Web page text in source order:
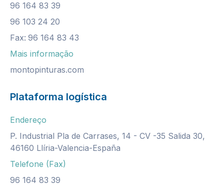
96 164 83 39
96 103 24 20
Fax: 96 164 83 43
Mais informação
montopinturas.com
Plataforma logística
Endereço
P. Industrial Pla de Carrases, 14 - CV -35 Salida 30,
46160 Llíria-Valencia-España
Telefone (Fax)
96 164 83 39